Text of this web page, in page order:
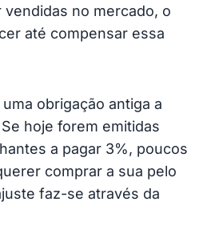
para isto
risco
no mercado, o
até compensar essa
obrigação antiga a
hoje forem emitidas
a pagar 3%, poucos
comprar a sua pelo
faz-se através da